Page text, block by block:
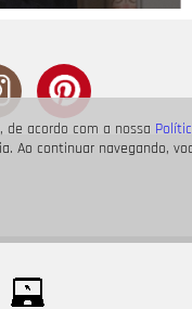
acordo com a nossa
Ao continuar navegando,